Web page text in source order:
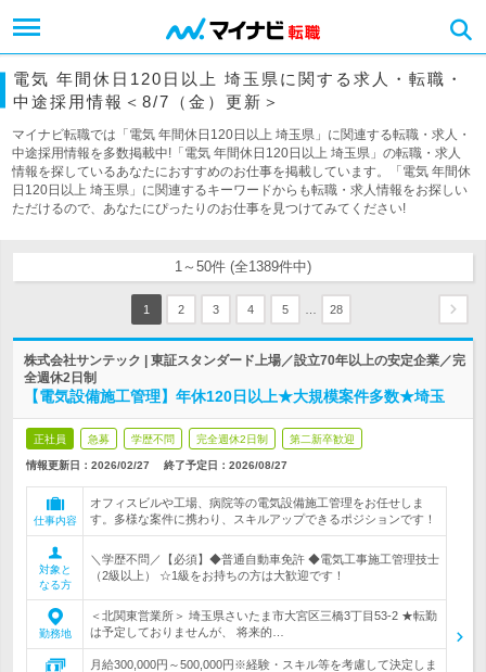
電気 年間休日120日以上 埼玉県に関する求人・転職・
中途採用情報＜8/7（金）更新＞
マイナビ転職では「電気 年間休日120日以上 埼玉県」に関連する転職・求人・
中途採用情報を多数掲載中!「電気 年間休日120日以上 埼玉県」の転職・求人
情報を探しているあなたにおすすめのお仕事を掲載しています。「電気 年間休
日120日以上 埼玉県」に関連するキーワードからも転職・求人情報をお探しい
ただけるので、あなたにぴったりのお仕事を見つけてみてください!
1～50件 (全1389件中)
1 2 3 4 5 28
株式会社サンテック | 東証スタンダード上場／設立70年以上の安定企業／完
全週休2日制
【電気設備施工管理】年休120日以上★大規模案件多数★埼玉
正社員 急募 学歴不問 完全週休2日制 第二新卒歓迎
情報更新日：2026/02/27 終了予定日： 2026/08/27
仕事内容
オフィスビルや工場、病院等の電気設備施工管理をお任せしま
す。多様な案件に携わり、スキルアップできるポジションです！
対象と
なる方
＼学歴不問／【必須】◆普通自動車免許 ◆電気工事施工管理技士
（2級以上） ☆1級をお持ちの方は大歓迎です！
勤務地
＜北関東営業所＞ 埼玉県さいたま市大宮区三橋3丁目53-2 ★転勤
は予定しておりませんが、 将来的…
月給300,000円～500,000円※経験・スキル等を考慮して決定しま